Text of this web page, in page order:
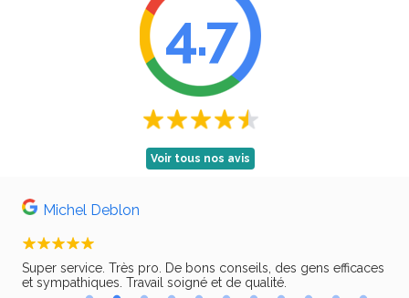
4.7
Voir tous nos avis
Michel Deblon
Super service. Très pro. De bons conseils, des gens efficaces
et sympathiques. Travail soigné et de qualité.